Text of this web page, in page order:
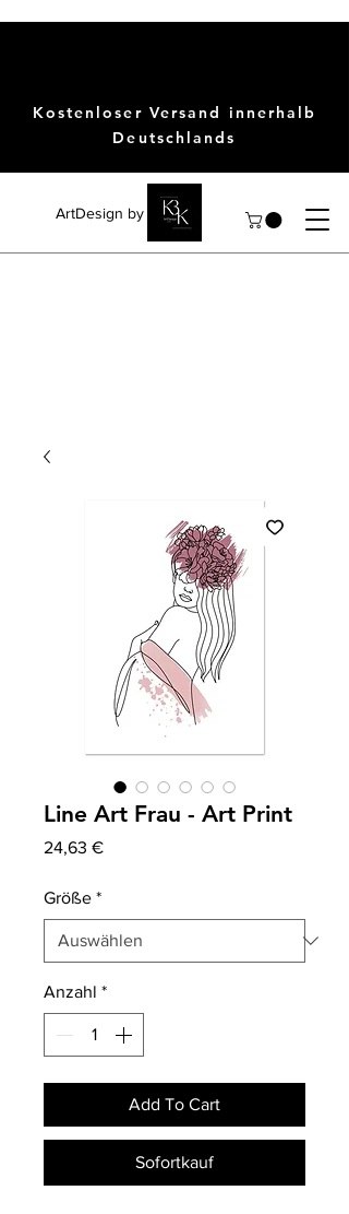
ArtDesign by KBK
Kostenloser Versand innerhalb
Deutschlands
Line Art Frau - Art Print
24,63 €Preis
Größe *
Anzahl *
Add To Cart
Sofortkauf